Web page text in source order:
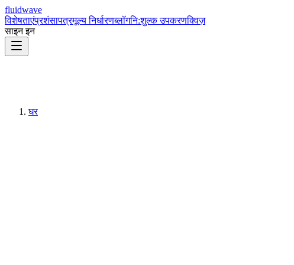
fluidwave
विशेषताएंप्रशंसापत्रमूल्य निर्धारणब्लॉगनि:शुल्क उपकरणक्विज़
साइन इन
घर